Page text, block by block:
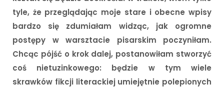
tyle, że przeglądając moje stare i obecne wpisy
bardzo się zdumiałam widząc, jak ogromne
postępy w warsztacie pisarskim poczyniłam.
Chcąc pójść o krok dalej, postanowiłam stworzyć
coś nietuzinkowego: będzie w tym wiele
skrawków fikcji literackiej umiejętnie polepionych